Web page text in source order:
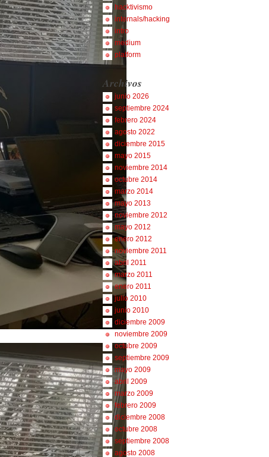
hacktivismo
internals/hacking
intro
medium
platform
Archivos
junio 2026
septiembre 2024
febrero 2024
agosto 2022
diciembre 2015
mayo 2015
noviembre 2014
octubre 2014
marzo 2014
mayo 2013
noviembre 2012
mayo 2012
enero 2012
noviembre 2011
abril 2011
marzo 2011
enero 2011
julio 2010
junio 2010
diciembre 2009
noviembre 2009
octubre 2009
septiembre 2009
mayo 2009
abril 2009
marzo 2009
febrero 2009
diciembre 2008
octubre 2008
septiembre 2008
agosto 2008